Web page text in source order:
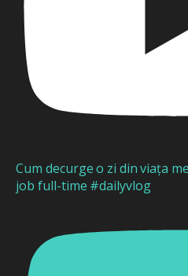
Cum decurge o zi din viața
job full-time #dailyvlog